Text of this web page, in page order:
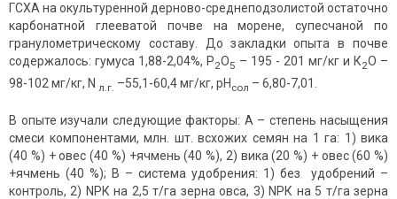
ГСХА на окультуренной дерново-среднеподзолистой остаточно
карбонатной глееватой почве на морене, супесчаной по
гранулометрическому составу. До закладки опыта в почве
содержалось: гумуса 1,88-2,04%, Р2О5 – 195 - 201 мг/кг и К2О –
98-102 мг/кг, N л.г. –55,1-60,4 мг/кг, рН сол – 6,80-7,01.
В опыте изучали следующие факторы: А – степень насыщения
смеси компонентами, млн. шт. всхожих семян на 1 га: 1) вика
(40 %) + овес (40 %) +ячмень (40 %), 2) вика (20 %) + овес (60 %)
+ячмень (40 %); В – система удобрения: 1) без удобрений –
контроль, 2) NРК на 2,5 т/га зерна овса, 3) NРК на 5 т/га зерна